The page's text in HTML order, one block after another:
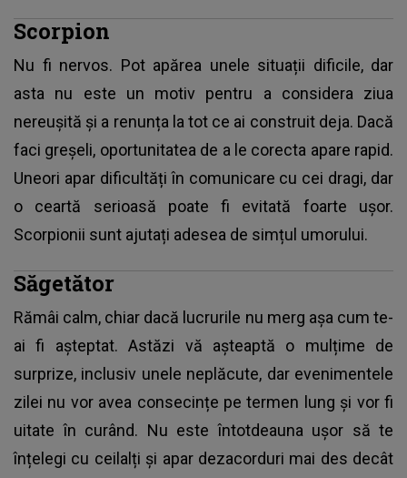
Scorpion
Nu fi nervos. Pot apărea unele situații dificile, dar
asta nu este un motiv pentru a considera ziua
nereușită și a renunța la tot ce ai construit deja. Dacă
faci greșeli, oportunitatea de a le corecta apare rapid.
Uneori apar dificultăți în comunicare cu cei dragi, dar
o ceartă serioasă poate fi evitată foarte ușor.
Scorpionii sunt ajutați adesea de simțul umorului.
Săgetător
Rămâi calm, chiar dacă lucrurile nu merg așa cum te-
ai fi așteptat. Astăzi vă așteaptă o mulțime de
surprize, inclusiv unele neplăcute, dar evenimentele
zilei nu vor avea consecințe pe termen lung și vor fi
uitate în curând. Nu este întotdeauna ușor să te
înțelegi cu ceilalți și apar dezacorduri mai des decât